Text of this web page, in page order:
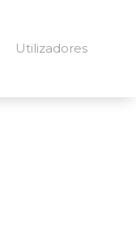
Utilizadores